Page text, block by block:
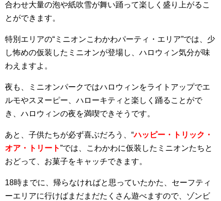
合わせ大量の泡や紙吹雪が舞い踊って楽しく盛り上がるこ
とができます。
特別エリアの“ミニオンこわかわパーティ・エリア”では、少
し怖めの仮装したミニオンが登場し、ハロウィン気分が味
わえますよ。
夜も、ミニオンパークではハロウィンをライトアップでエ
ルモやスヌーピー、ハローキティと楽しく踊ることがで
き、ハロウィンの夜を満喫できそうです。
あと、子供たちが必ず喜ぶだろう、“ハッピー・トリック・
オア・トリート”では、こわかわに仮装したミニオンたちと
おどって、お菓子をキャッチできます。
18時までに、帰らなければと思っていたかた、セーフティ
ーエリアに行けばまだまだたくさん遊べますので、ゾンビ